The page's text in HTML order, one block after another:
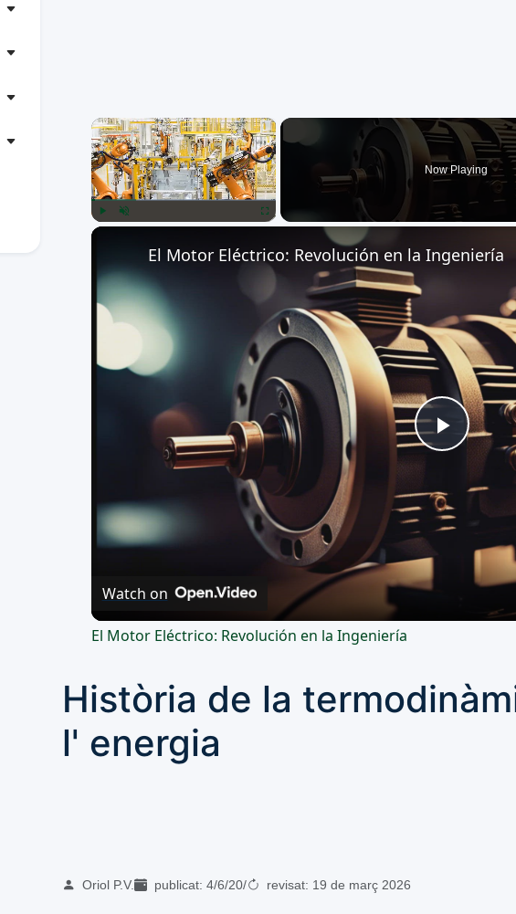
×
Now Playing
Play
Video
El Motor Eléctrico: Revolución en la Ingeniería
Watch on
El Motor Eléctrico: Revolución en la Ingeniería
Història de la
l' energia
Oriol P.V. publicat: 4/6/20/ revisat: 19 de març 2026